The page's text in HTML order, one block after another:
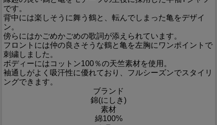
です。
背中には楽しそうに舞う鶴と、転んでしまった亀をデザイ
ン。
傍らにはかごめかごめの歌詞が添えられています。
フロントには仲の良さそうな鶴と亀を左胸にワンポイントで
刺繍しました。
ボディーにはコットン100％の天竺素材を使用。
袖通しがよく吸汗性に優れており、フルシーズンでスタイリ
ングできます。
ブランド
錦(にしき)
素材
綿100%